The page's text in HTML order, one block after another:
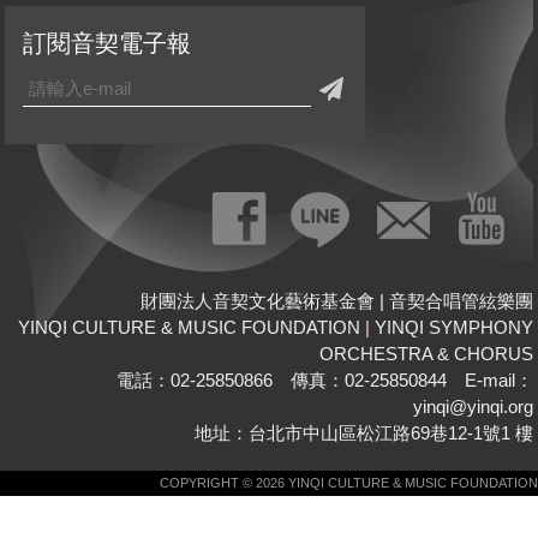
財團法人音契文化藝術基金會 | 音契合唱管絃樂團
YINQI CULTURE & MUSIC FOUNDATION | YINQI SYMPHONY
ORCHESTRA & CHORUS
電話：02-25850866 傳真：02-25850844 E-mail：
yinqi@yinqi.org
地址：台北市中山區松江路69巷12-1號1 樓
訂閱音契電子報
COPYRIGHT © 2026 YINQI CULTURE & MUSIC FOUNDATION